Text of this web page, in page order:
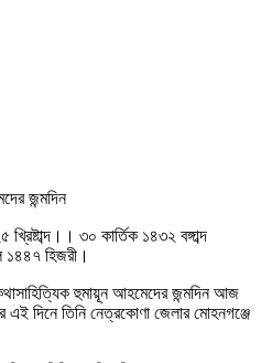
জন্মদিন
৩০ কার্তিক ১৪৩২ বঙ্গাব্দ
হিজরী।
হুমায়ূন আহমেদের জন্মদিন আজ
দিনে তিনি নেত্রকোণা জেলার মোহনগঞ্জে